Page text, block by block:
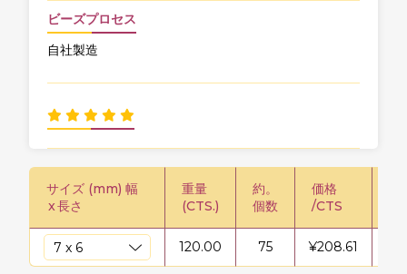
ビーズプロセス
自社製造
サイズ (mm) 幅
x長さ
重量
(CTS.)
約。
個数
価格
/CTS
120.00 75 ¥208.61